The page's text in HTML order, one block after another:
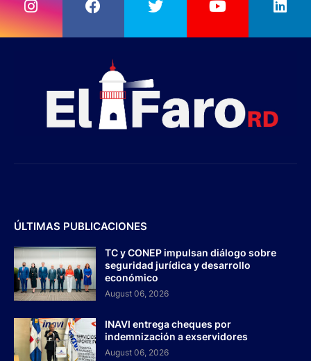
ÚLTIMAS PUBLICACIONES
TC y CONEP impulsan diálogo sobre
seguridad jurídica y desarrollo
económico
August 06, 2026
INAVI entrega cheques por
indemnización a exservidores
August 06, 2026